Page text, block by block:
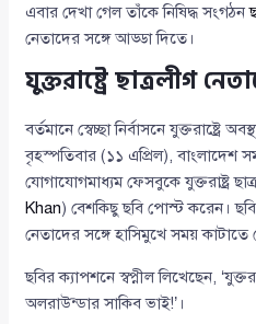
এবার দেখা গেল তাঁকে নিষিদ্ধ সংগঠন
নেতাদের সঙ্গে আড্ডা দিতে।
যুক্তরাষ্ট্রে ছাত্রলীগ
বর্তমানে স্বেচ্ছা নির্বাসনে যুক্তরাষ্ট্রে
বৃহস্পতিবার (১১ এপ্রিল), বাংলাদেশ
যোগাযোগমাধ্যম ফেসবুকে যুক্তরাষ্ট্র
Khan) বেশকিছু ছবি পোস্ট করেন।
নেতাদের সঙ্গে হাসিমুখে সময় কাটাতে
ছবির ক্যাপশনে স্বপ্নীল লিখেছেন,
অলরাউন্ডার সাকিব ভাই!’।